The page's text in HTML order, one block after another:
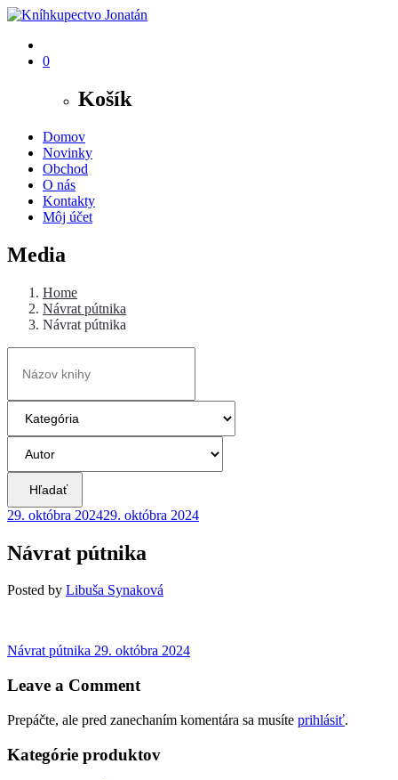
0
Košík
Domov
Novinky
Obchod
O nás
Kontakty
Môj účet
Media
Home
Návrat pútnika
Návrat pútnika
Hľadať
29. októbra 202429. októbra 2024
Návrat pútnika
Posted by Libuša Synaková
Navigácia
v
Návrat pútnika Previous
29. októbra 2024
Leave a Comment
Prepáčte, ale pred zanechaním komentára sa musíte prihlásiť.
Kategórie produktov